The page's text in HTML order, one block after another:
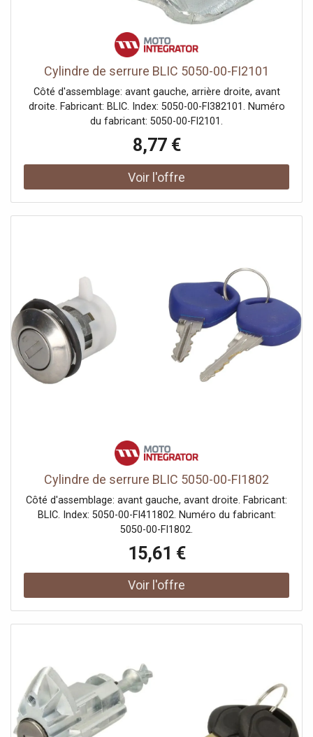
Cylindre de serrure BLIC 5050-00-FI2101
Côté d'assemblage: avant gauche, arrière droite, avant
droite. Fabricant: BLIC. Index: 5050-00-FI382101. Numéro
du fabricant: 5050-00-FI2101.
8,77 €
Cylindre de serrure BLIC 5050-00-FI1802
Côté d'assemblage: avant gauche, avant droite. Fabricant:
BLIC. Index: 5050-00-FI411802. Numéro du fabricant:
5050-00-FI1802.
15,61 €